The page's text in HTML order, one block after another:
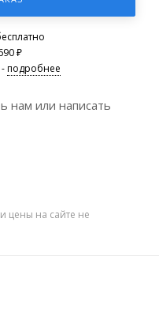
₽
подробнее
нам или написать
цены на сайте не